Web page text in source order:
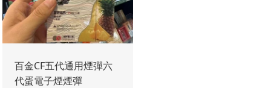
百金CF五代通用煙彈六
代蛋電子煙煙彈